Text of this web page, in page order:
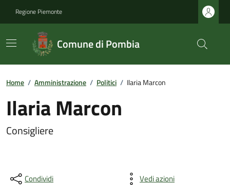
Regione Piemonte
Comune di Pombia
Home / Amministrazione / Politici / Ilaria Marcon
Ilaria Marcon
Consigliere
Condividi Vedi azioni